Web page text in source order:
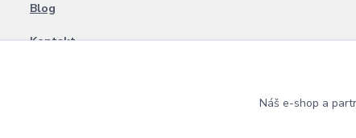
Blog
Kontakt
Náš e-shop a